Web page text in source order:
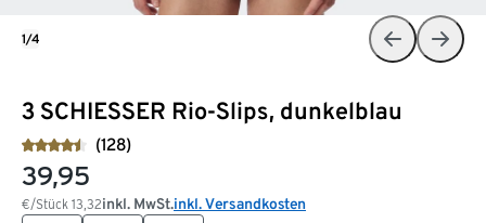
3 SCHIESSER Rio-Slips, dunkelblau
(128)
39,95
€/Stück 13,32inkl. MwSt.inkl. Versandkosten
1/4